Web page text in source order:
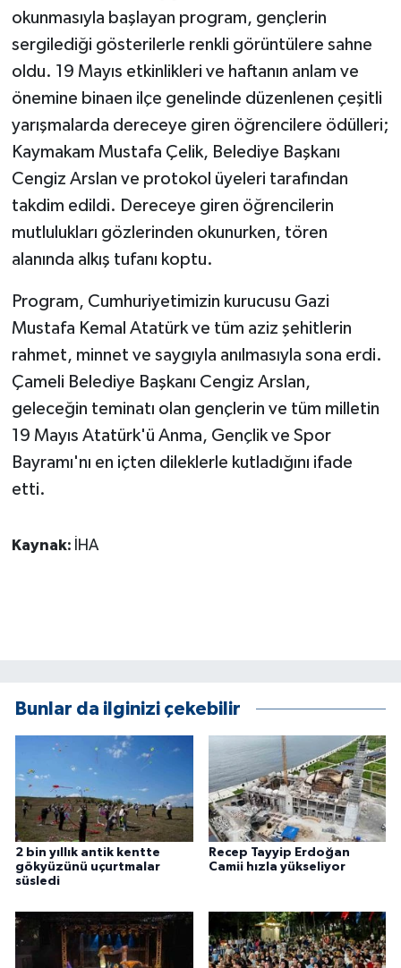
okunmasıyla başlayan program, gençlerin
sergilediği gösterilerle renkli görüntülere sahne
oldu. 19 Mayıs etkinlikleri ve haftanın anlam ve
önemine binaen ilçe genelinde düzenlenen çeşitli
yarışmalarda dereceye giren öğrencilere ödülleri;
Kaymakam Mustafa Çelik, Belediye Başkanı
Cengiz Arslan ve protokol üyeleri tarafından
takdim edildi. Dereceye giren öğrencilerin
mutlulukları gözlerinden okunurken, tören
alanında alkış tufanı koptu.
Program, Cumhuriyetimizin kurucusu Gazi
Mustafa Kemal Atatürk ve tüm aziz şehitlerin
rahmet, minnet ve saygıyla anılmasıyla sona erdi.
Çameli Belediye Başkanı Cengiz Arslan,
geleceğin teminatı olan gençlerin ve tüm milletin
19 Mayıs Atatürk'ü Anma, Gençlik ve Spor
Bayramı'nı en içten dileklerle kutladığını ifade
etti.
Kaynak: İHA
Bunlar da ilginizi çekebilir
2 bin yıllık antik kentte
gökyüzünü uçurtmalar
süsledi
Recep Tayyip Erdoğan
Camii hızla yükseliyor
İş Dünyası
Jandarma
Kadın
KÜLTÜR SANAT
Otomobil
POLİTİKA
Sağlık
SİYASET
SPOR HABERLERİ
Turizm
Yerel Haberler